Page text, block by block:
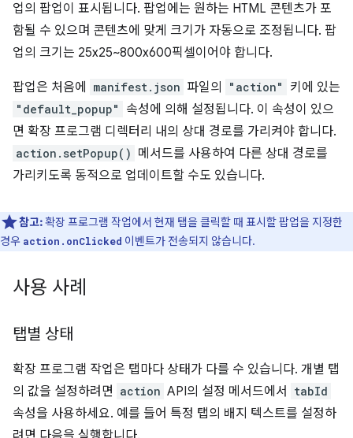
업의 팝업이 표시됩니다. 팝업에는 원하는 HTML 콘텐츠가 포
함될 수 있으며 콘텐츠에 맞게 크기가 자동으로 조정됩니다. 팝
업의 크기는 25x25~800x600픽셀이어야 합니다.
팝업은 처음에 manifest.json 파일의 "action" 키에 있는
"default_popup"
속성에 의해 설정됩니다. 이 속성이 있으
면 확장 프로그램 디렉터리 내의 상대 경로를 가리켜야 합니다.
action.setPopup() 메서드를 사용하여 다른 상대 경로를
가리키도록 동적으로 업데이트할 수도 있습니다.
참고:확장 프로그램 작업에서 현재 탭을 클릭할 때 표시할 팝업을 지정한
경우 action.onClicked 이벤트가 전송되지 않습니다.
사용 사례
탭별 상태
확장 프로그램 작업은 탭마다 상태가 다를 수 있습니다. 개별 탭
의 값을 설정하려면 action API의 설정 메서드에서 tabId
속성을 사용하세요. 예를 들어 특정 탭의 배지 텍스트를 설정하